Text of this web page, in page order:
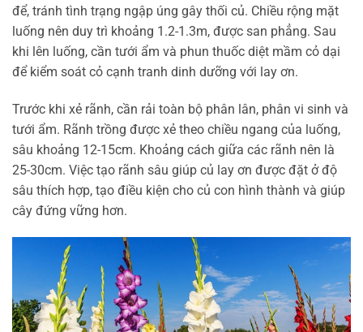
để, tránh tình trạng ngập úng gây thối củ. Chiều rộng mặt
luống nên duy trì khoảng 1.2-1.3m, được san phẳng. Sau
khi lên luống, cần tưới ẩm và phun thuốc diệt mầm cỏ dại
để kiểm soát cỏ cạnh tranh dinh dưỡng với lay ơn.
Trước khi xẻ rãnh, cần rải toàn bộ phân lân, phân vi sinh và
tưới ẩm. Rãnh trồng được xẻ theo chiều ngang của luống,
sâu khoảng 12-15cm. Khoảng cách giữa các rãnh nên là
25-30cm. Việc tạo rãnh sâu giúp củ lay ơn được đặt ở độ
sâu thích hợp, tạo điều kiện cho củ con hình thành và giúp
cây đứng vững hơn.